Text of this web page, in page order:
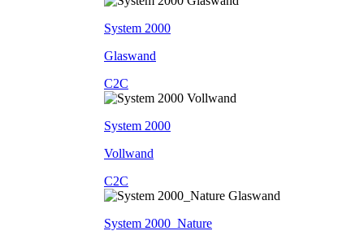
System 2000
Glaswand
C2C
System 2000
Vollwand
C2C
System 2000_Nature